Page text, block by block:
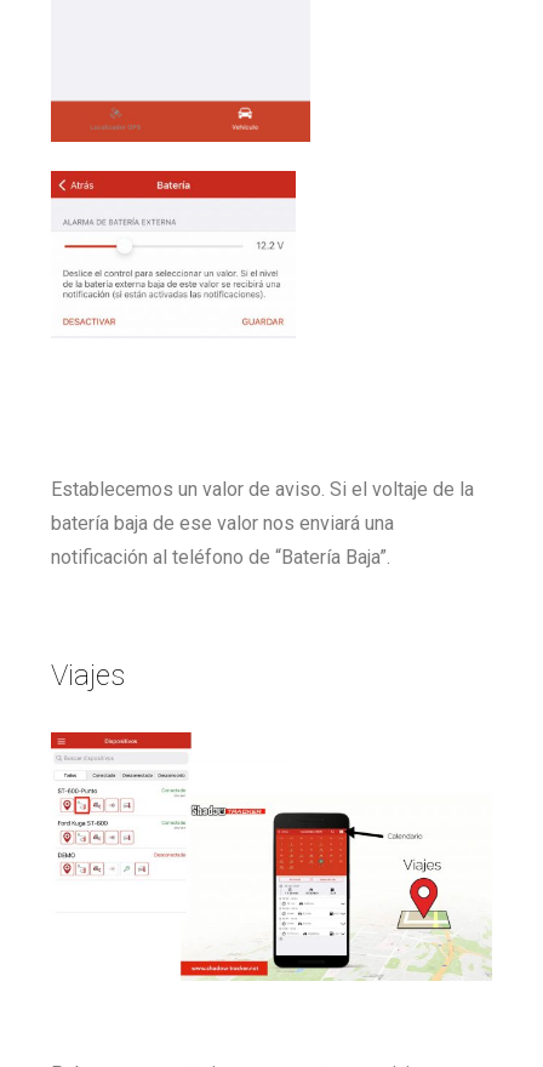
Establecemos un valor de aviso. Si el voltaje de la
batería baja de ese valor nos enviará una
notificación al teléfono de “Batería Baja”.
Viajes